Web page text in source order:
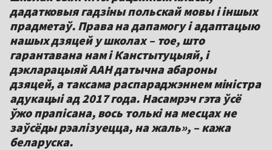
дадатковыя гадзіны польскай мовы і іншых
прадметаў. Права на дапамогу і адаптацыю
нашых дзяцей у школах – тое, што
гарантавана нам і Канстытуцыяй, і
дэкларацыяй ААН датычна абароны
дзяцей, а таксама распараджэннем міністра
адукацыі ад 2017 года. Насамрэч гэта ўсё
ўжо прапісана, вось толькі на месцах не
заўсёды рэалізуецца, на жаль», – кажа
беларуска.